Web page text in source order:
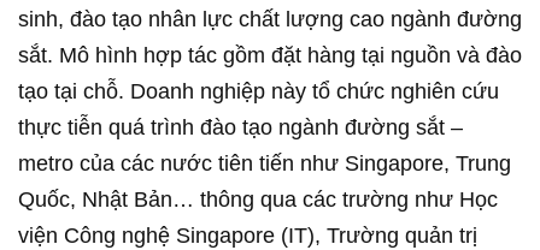
sinh, đào tạo nhân lực chất lượng cao ngành đường
sắt. Mô hình hợp tác gồm đặt hàng tại nguồn và đào
tạo tại chỗ. Doanh nghiệp này tổ chức nghiên cứu
thực tiễn quá trình đào tạo ngành đường sắt –
metro của các nước tiên tiến như Singapore, Trung
Quốc, Nhật Bản… thông qua các trường như Học
viện Công nghệ Singapore (IT), Trường quản trị